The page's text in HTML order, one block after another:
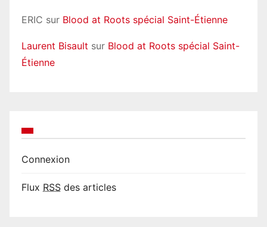
ERIC sur Blood at Roots spécial Saint-Étienne
Laurent Bisault sur Blood at Roots spécial Saint-
Étienne
Connexion
Flux RSS des articles